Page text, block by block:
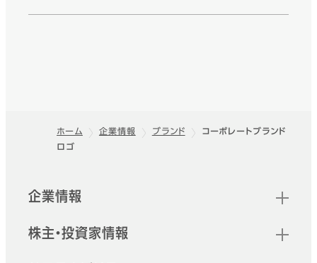
フッター
ホーム 企業情報 ブランド
コーポレートブランド
ロゴ
クイックリンク
企業情報
株主・投資家情報